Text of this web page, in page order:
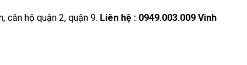
căn hộ quận 2, quận 9. Liên hệ : 0949.003.009 Vinh